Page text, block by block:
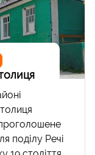
поділу Речі